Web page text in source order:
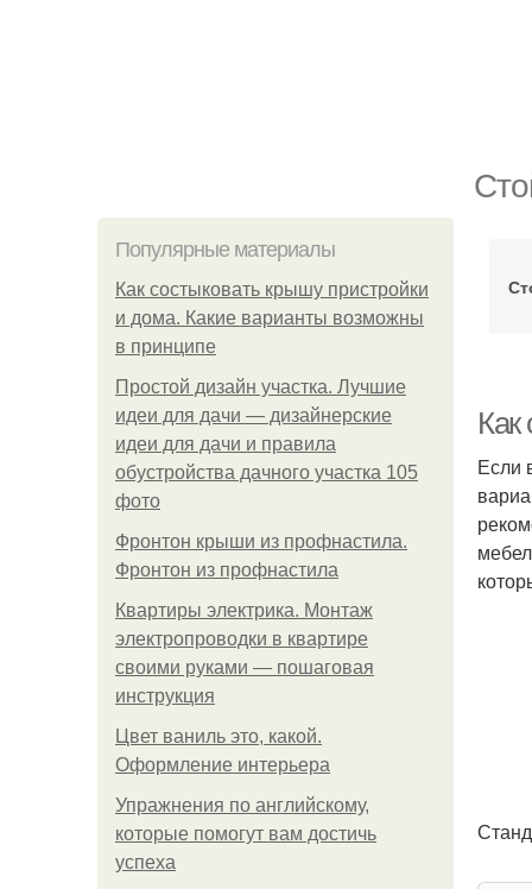
Популярные материалы
Как состыковать крышу пристройки
и дома. Какие варианты возможны
в принципе
Простой дизайн участка. Лучшие
идеи для дачи — дизайнерские
идеи для дачи и правила
обустройства дачного участка 105
фото
Фронтон крыши из профнастила.
Фронтон из профнастила
Квартиры электрика. Монтаж
электропроводки в квартире
своими руками — пошаговая
инструкция
Цвет ваниль это, какой.
Оформление интерьера
Упражнения по английскому,
которые помогут вам достичь
успеха
Как
Если